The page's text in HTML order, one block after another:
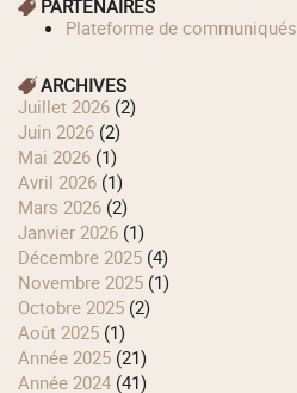
PARTENAIRES
Plateforme de communiqués
ARCHIVES
juillet 2026 (2)
juin 2026 (2)
mai 2026 (1)
avril 2026 (1)
mars 2026 (2)
janvier 2026 (1)
décembre 2025 (4)
novembre 2025 (1)
octobre 2025 (2)
août 2025 (1)
année 2025 (21)
année 2024 (41)